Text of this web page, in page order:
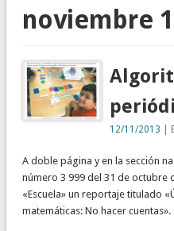
noviembre
12/11/2013 |
A doble página y en la sección
número 3 999 del 31 de octubre
«Escuela» un reportaje titulado
matemáticas: No hacer cuentas».